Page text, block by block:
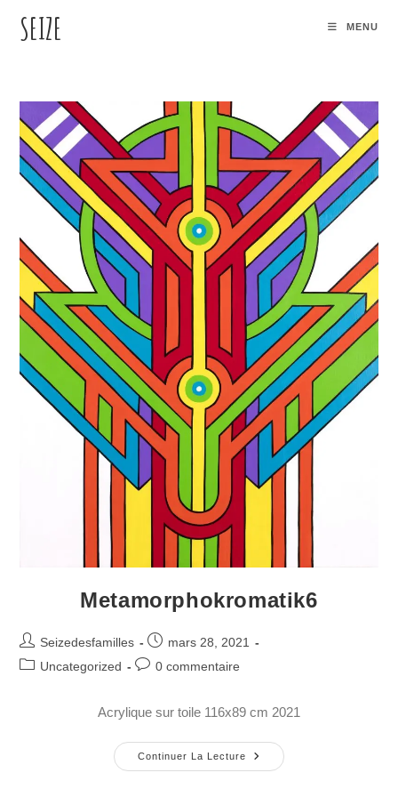
SEIZE MENU
Metamorphokromatik6
Seizedesfamilles
mars 28, 2021
Uncategorized
0 commentaire
Acrylique sur toile 116x89 cm 2021
Continuer La Lecture